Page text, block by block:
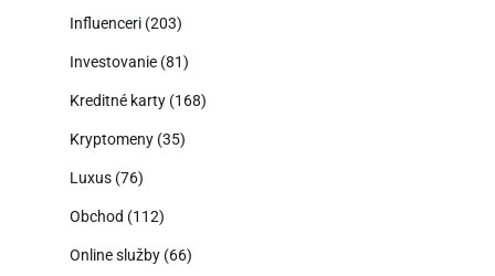
Influenceri (203)
Investovanie (81)
Kreditné karty (168)
Kryptomeny (35)
Luxus (76)
Obchod (112)
Online služby (66)